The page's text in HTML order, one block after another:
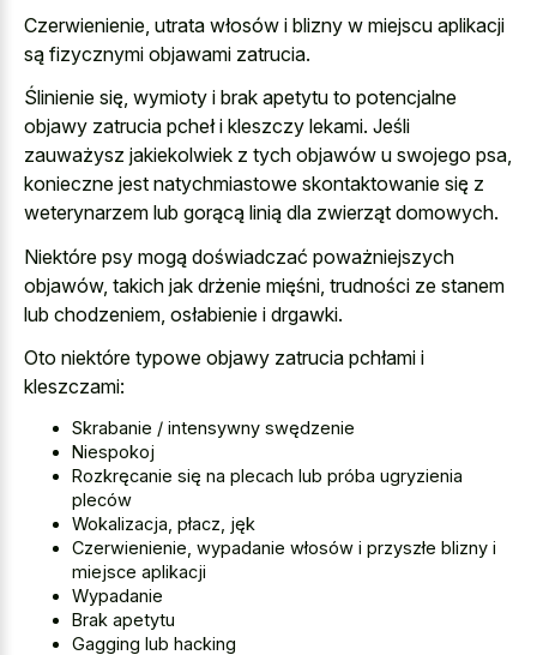
Czerwienienie, utrata włosów i blizny w miejscu aplikacji
są fizycznymi objawami zatrucia.
Ślinienie się, wymioty i brak apetytu to potencjalne
objawy zatrucia pcheł i kleszczy lekami. Jeśli
zauważysz jakiekolwiek z tych objawów u swojego psa,
konieczne jest natychmiastowe skontaktowanie się z
weterynarzem lub gorącą linią dla zwierząt domowych.
Niektóre psy mogą doświadczać poważniejszych
objawów, takich jak drżenie mięśni, trudności ze stanem
lub chodzeniem, osłabienie i drgawki.
Oto niektóre typowe objawy zatrucia pchłami i
kleszczami:
Skrabanie / intensywny swędzenie
Niespokoj
Rozkręcanie się na plecach lub próba ugryzienia
pleców
Wokalizacja, płacz, jęk
Czerwienienie, wypadanie włosów i przyszłe blizny i
miejsce aplikacji
Wypadanie
Brak apetytu
Gagging lub hacking